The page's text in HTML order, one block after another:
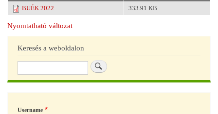
BUÉK 2022
333.91 KB
Nyomtatható változat
Keresés a weboldalon
Username